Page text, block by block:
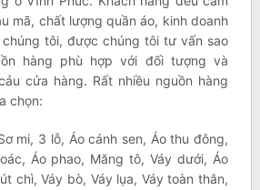
mã, chất lượng quần áo, kinh doanh
tôi, được chúng tôi tư vấn sao
hàng phù hợp với đối tượng và
cửa hàng. Rất nhiều nguồn hàng
chọn:
mi, 3 lỗ, Áo cánh sen, Áo thu đông,
Áo phao, Măng tô, Váy dưới, Áo
chì, Váy bò, Váy lụa, Váy toàn thân,